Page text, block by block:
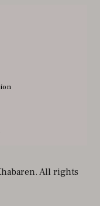
All rights